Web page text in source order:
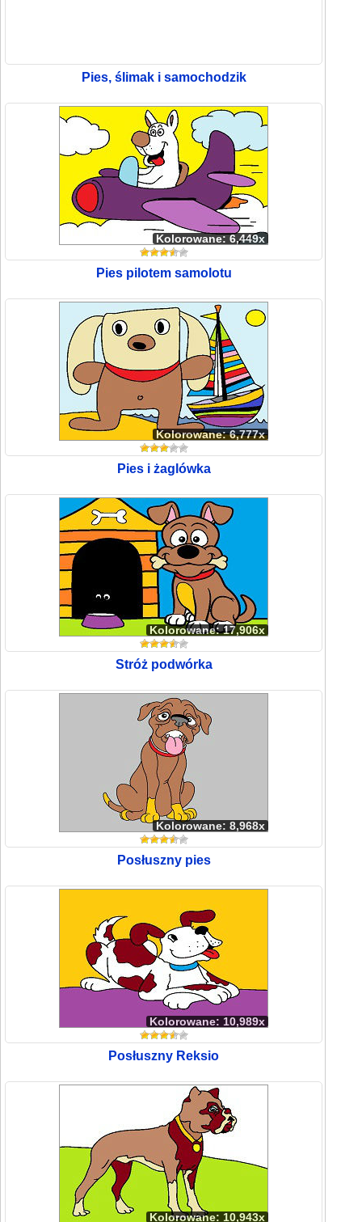
Pies, ślimak i samochodzik
Kolorowane: 6,449x
Pies pilotem samolotu
Kolorowane: 6,777x
Pies i żaglówka
Kolorowane: 17,906x
Stróż podwórka
Kolorowane: 8,968x
Posłuszny pies
Kolorowane: 10,989x
Posłuszny Reksio
Kolorowane: 10,943x